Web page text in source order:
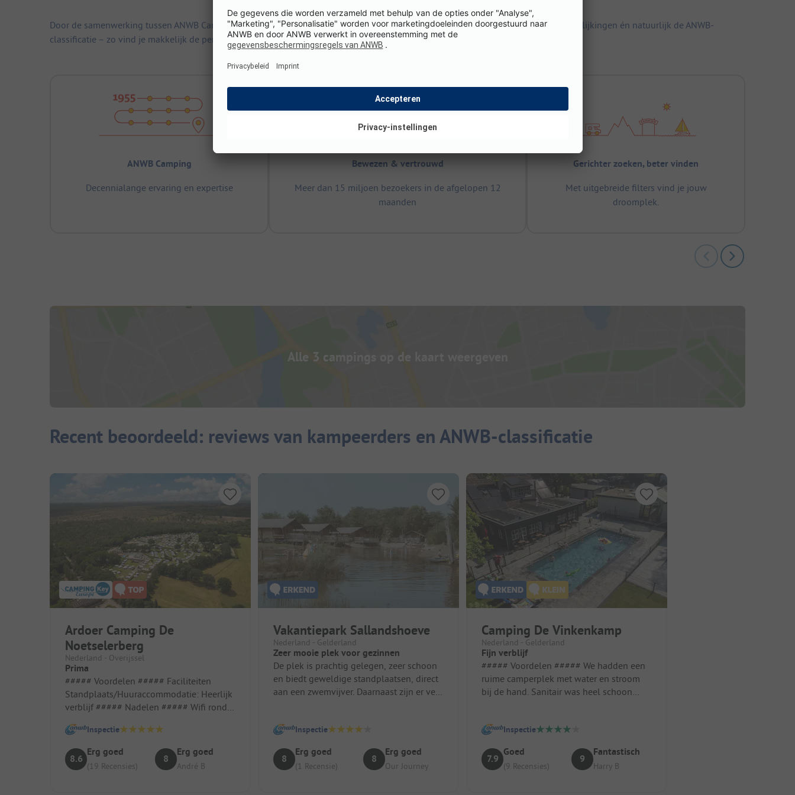
Door de samenwerking tussen ANWB Camping, de Duitse ADAC en de Zwitserse TCS krijg je betrouwbare informatie, duidelijke vergelijkingen én natuurlijk de ANWB-
classificatie – zo vind je makkelijk de perfecte camping, overal in Europa. Lees meer.
ANWB Camping
Decennialange ervaring en expertise
Bewezen & vertrouwd
Meer dan 15 miljoen bezoekers in de afgelopen 12
maanden
Gerichter zoeken, beter vinden
Met uitgebreide filters vind je jouw
droomplek.
Alle 3 campings op de kaart weergeven
Recent beoordeeld: reviews van kampeerders en ANWB-classificatie
Ardoer Camping De
Noetselerberg
Nederland - Overijssel
Prima
##### Voordelen ##### Faciliteiten
Standplaats/Huuraccommodatie: Heerlijk
verblijf ##### Nadelen ##### Wifi rond
Inspectie
8.6
Erg goed
(19 Recensies)
8
Erg goed
André B
Vakantiepark Sallandshoeve
Nederland - Gelderland
Zeer mooie plek voor gezinnen
De plek is prachtig gelegen, zeer schoon
en biedt geweldige standplaatsen, direct
aan een zwemvijver. Daarnaast zijn er veel
Inspectie
8
Erg goed
(1 Recensie)
8
Erg goed
Our Journey
Camping De Vinkenkamp
Nederland - Gelderland
Fijn verblijf
##### Voordelen ##### We hadden een
ruime camperplek met water en stroom
bij de hand. Sanitair was heel schoon
Inspectie
7.9
Goed
(9 Recensies)
9
Fantastisch
Harry B